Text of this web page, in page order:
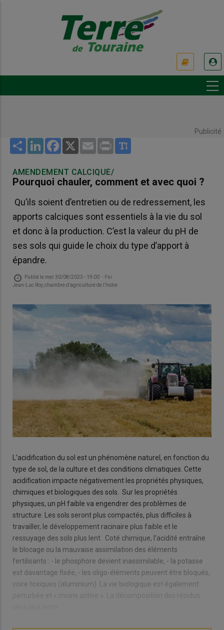
Publicité
Share LinkedInFacebook
X Email Print
AMENDEMENT CALCIQUE/
Pourquoi chauler, comment et avec quoi ?
Qu’ils soient d’entretien ou de redressement, les
apports calciques sont essentiels à la vie du sol
et donc à la production. C’est la valeur du pH de
ses sols qui guide le choix du type d’apport à
épandre.
Publié le mer 30/08/2023 - 19:00 - Par
Jean-Luc Roy, chambre d’agriculture de l’Indre
L’acidification du sol est un phénomène naturel, en fonction du
type de sol, de la culture et des conditions climatiques. Cette
acidification impacte négativement les propriétés physiques,
chimiques et biologiques des sols. Sur les propriétés
physiques, un pH faible va engendrer des problèmes de
structure. Les sols seront plus compactés, plus difficiles à
travailler, le développement racinaire plus faible et le
ressuyage des sols plus lent. Coté chimique, l’acidité entraîne
le blocage ou la mauvaise assimilation des éléments
fertilisants : - le phosphore devient inassimilable, - la potasse
est davantage fixée, - les oligo-éléments peuvent être bloqués,
voire toxiques (aluminium). La vie biologique est également